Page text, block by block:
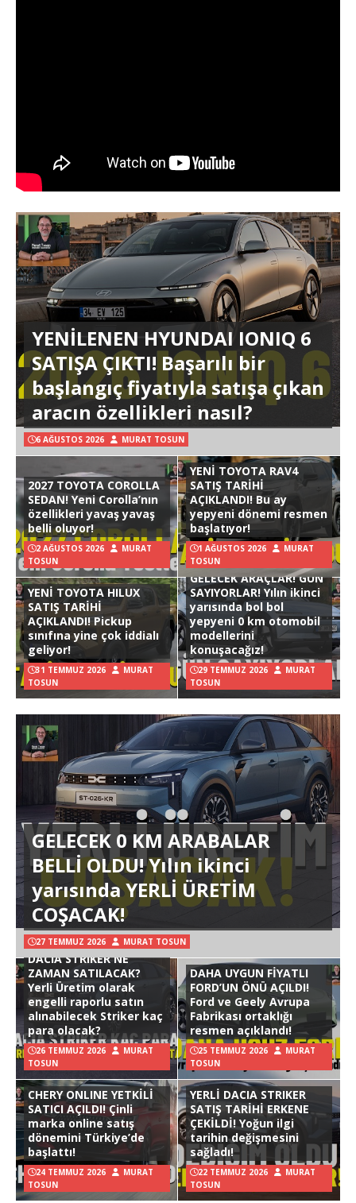
YENİLENEN HYUNDAI IONIQ 6
SATIŞA ÇIKTI! Başarılı bir
başlangıç fiyatıyla satışa çıkan
aracın özellikleri nasıl?
6 AĞUSTOS 2026 MURAT TOSUN
2027 TOYOTA COROLLA
SEDAN! Yeni Corolla’nın
özellikleri yavaş yavaş
belli oluyor!
2 AĞUSTOS 2026
MURAT
TOSUN
YENİ TOYOTA RAV4
SATIŞ TARİHİ
AÇIKLANDI! Bu ay
yepyeni dönemi resmen
başlatıyor!
1 AĞUSTOS 2026
MURAT
TOSUN
YENİ TOYOTA HILUX
SATIŞ TARİHİ
AÇIKLANDI! Pickup
sınıfına yine çok iddialı
geliyor!
31 TEMMUZ 2026
MURAT
TOSUN
GELECEK ARAÇLAR! GÜN
SAYIYORLAR! Yılın ikinci
yarısında bol bol
yepyeni 0 km otomobil
modellerini
konuşacağız!
29 TEMMUZ 2026
MURAT
TOSUN
GELECEK 0 KM ARABALAR
BELLİ OLDU! Yılın ikinci
yarısında YERLİ ÜRETİM
COŞACAK!
27 TEMMUZ 2026 MURAT TOSUN
DACIA STRIKER NE
ZAMAN SATILACAK?
Yerli Üretim olarak
engelli raporlu satın
alınabilecek Striker kaç
para olacak?
26 TEMMUZ 2026
MURAT
TOSUN
DAHA UYGUN FİYATLI
FORD’UN ÖNÜ AÇILDI!
Ford ve Geely Avrupa
Fabrikası ortaklığı
resmen açıklandı!
25 TEMMUZ 2026
MURAT
TOSUN
CHERY ONLINE YETKİLİ
SATICI AÇILDI! Çinli
marka online satış
dönemini Türkiye’de
başlattı!
24 TEMMUZ 2026
MURAT
TOSUN
YERLİ DACIA STRIKER
SATIŞ TARİHİ ERKENE
ÇEKİLDİ! Yoğun ilgi
tarihin değişmesini
sağladı!
22 TEMMUZ 2026
MURAT
TOSUN